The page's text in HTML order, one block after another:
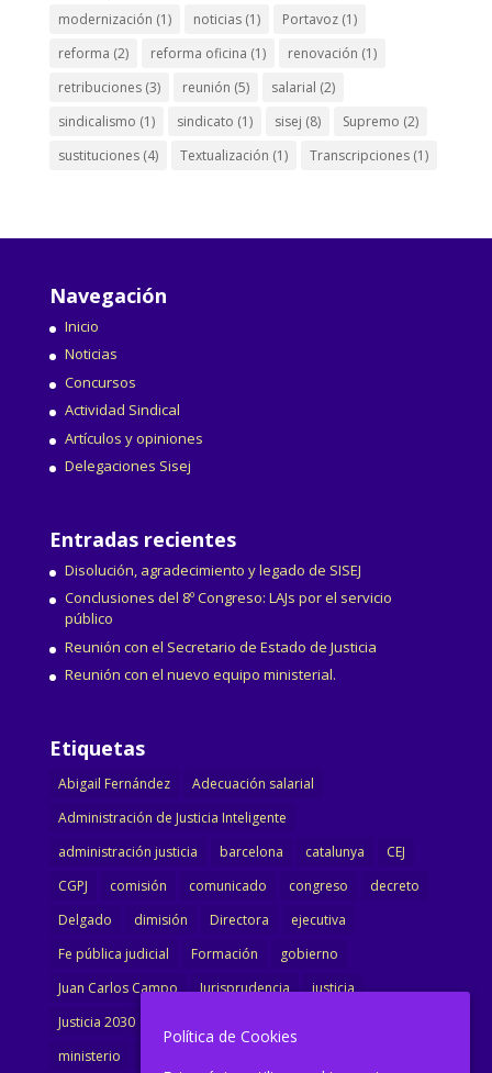
modernización (1) noticias(1) Portavoz(1)
reforma (2) reforma oficina (1) renovación (1)
retribuciones(3) reunión (5) salarial (2)
sindicalismo (1) sindicato (1) sisej (8) Supremo (2)
sustituciones(4) Textualización (1) Transcripciones(1)
Navegación
Inicio
Noticias
Concursos
Actividad Sindical
Artículos y opiniones
Delegaciones Sisej
Entradas recientes
Disolución, agradecimiento y legado de SISEJ
Conclusiones del 8º Congreso: LAJs por el servicio
público
Reunión con el Secretario de Estado de Justicia
Reunión con el nuevo equipo ministerial.
Etiquetas
Abigail Fernández
Adecuación salarial
Administración de Justicia Inteligente
administración justicia
barcelona catalunya
CEJ
CGPJ
comisión comunicado congreso
decreto
Delgado
dimisión Directora
ejecutiva
Fe pública judicial
Formación
gobierno
Juan Carlos Campo
Jurisprudencia
justicia
Justicia 2030
ministerio
Política de Cookies